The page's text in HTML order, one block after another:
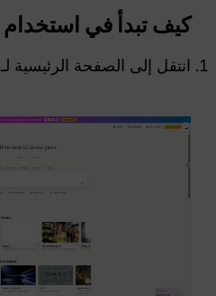
كيف تبدأ في استخدام Global
انتقل إلى الصفحة الرئيسية لـ Global GPT.